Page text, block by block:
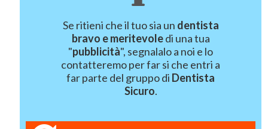
Se ritieni che il tuo sia un dentista
bravo e meritevoledi una tua
"pubblicità", segnalalo a noi e lo
contatteremo per far si che entri a
far parte del gruppo di Dentista
Sicuro.